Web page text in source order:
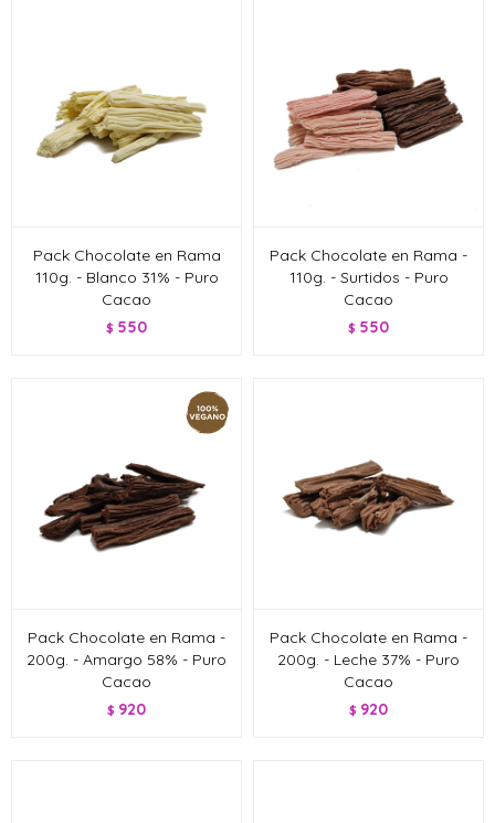
Pack Chocolate en Rama
110g. - Blanco 31% - Puro
Cacao
$ 550
Pack Chocolate en Rama -
110g. - Surtidos - Puro
Cacao
$ 550
Pack Chocolate en Rama -
200g. - Amargo 58% - Puro
Cacao
$ 920
Pack Chocolate en Rama -
200g. - Leche 37% - Puro
Cacao
$ 920